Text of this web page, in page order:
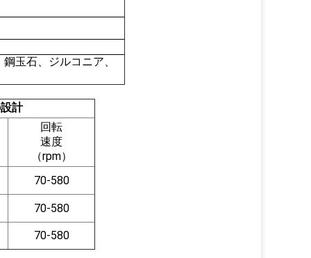
玉石、ジルコニア、
計
回転
速度
（rpm）
70-580
70-580
70-580